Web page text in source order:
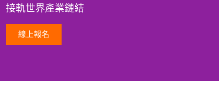
接軌世界產業鏈結
線上報名